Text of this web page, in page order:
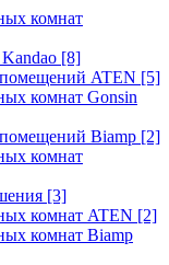
комнат
[8]
ATEN [5]
комнат Gonsin
Biamp [2]
комнат
[3]
комнат ATEN [2]
комнат Biamp